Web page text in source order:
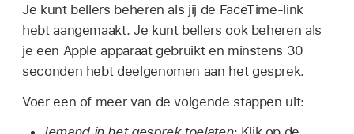
Je kunt bellers beheren als jij de FaceTime-link
hebt aangemaakt. Je kunt bellers ook beheren als
je een Apple apparaat gebruikt en minstens 30
seconden hebt deelgenomen aan het gesprek.
Voer een of meer van de volgende stappen uit: